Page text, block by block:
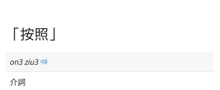
「按照」
on3ziu3
介詞